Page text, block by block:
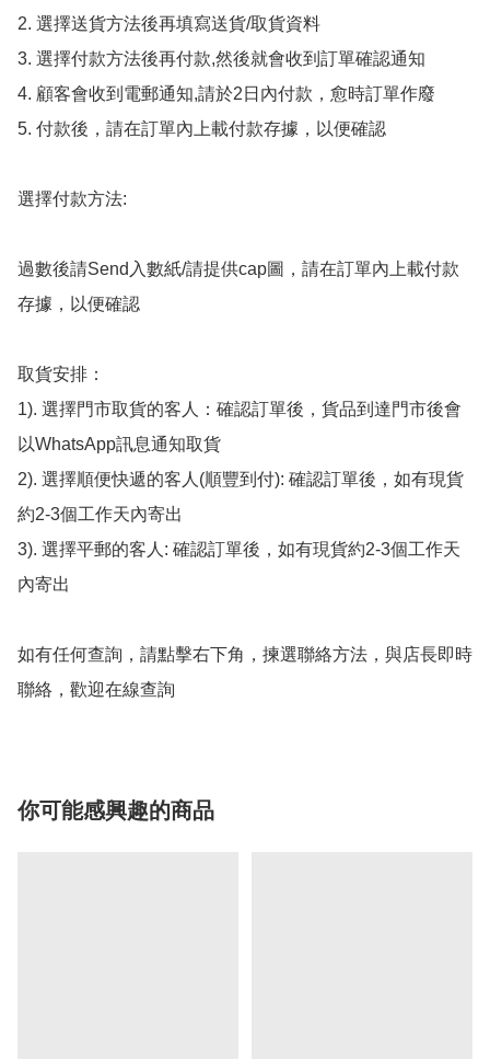
2. 選擇送貨方法後再填寫送貨/取貨資料
3. 選擇付款方法後再付款,然後就會收到訂單確認通知
4. 顧客會收到電郵通知,請於2日內付款，愈時訂單作廢
5. 付款後，請在訂單內上載付款存據，以便確認
選擇付款方法:
過數後請Send入數紙/請提供cap圖，請在訂單內上載付款
存據，以便確認
取貨安排：
1). 選擇門市取貨的客人：確認訂單後，貨品到達門市後會
以WhatsApp訊息通知取貨
2). 選擇順便快遞的客人(順豐到付): 確認訂單後，如有現貨
約2-3個工作天內寄出
3). 選擇平郵的客人: 確認訂單後，如有現貨約2-3個工作天
內寄出
如有任何查詢，請點擊右下角，揀選聯絡方法，與店長即時
聯絡，歡迎在線查詢
你可能感興趣的商品